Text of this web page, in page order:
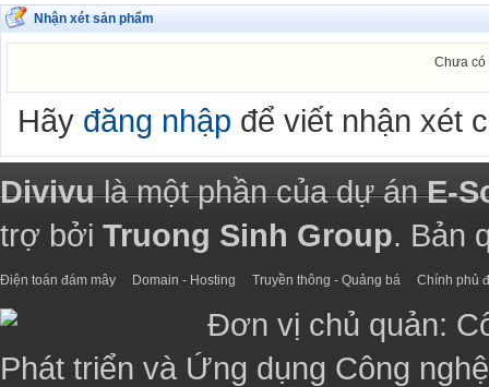
Nhận xét sản phẩm
Chưa có
Hãy đăng nhập để viết nhận xét
Divivulà một phần của dự ánE-
trợ bởi Truong Sinh Group. Bản
Điện toán đám mây Domain - Hosting Truyền thông - Quảng bá Chính phủ
Đơn vị chủ quản:
Phát triển và Ứng dụng Công